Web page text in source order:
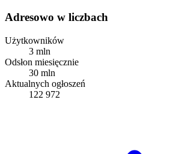
Adresowo w liczbach
Użytkowników
3 mln
Odsłon miesięcznie
30 mln
Aktualnych ogłoszeń
122 972